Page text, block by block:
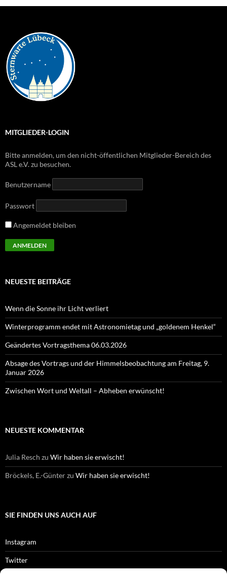
MITGLIEDER-LOGIN
Bitte anmelden, um den nicht-öffentlichen Mitglieder-Bereich des
ASL e.V. zu besuchen.
Benutzername
Passwort
Angemeldet bleiben
NEUESTE BEITRÄGE
Wenn die Sonne ihr Licht verliert
Winterprogramm endet mit Astronomietag und „goldenem Henkel“
Geändertes Vortragsthema 06.03.2026
Absage des Vortrags und der Himmelsbeobachtung am Freitag, 9.
Januar 2026
Zwischen Wort und Weltall – Abheben erwünscht!
NEUESTE KOMMENTAR
Julia Resch zu Wir haben sie erwischt!
Bröckels, E.-Günterzu Wir haben sie erwischt!
SIE FINDEN UNS AUCH AUF
Instagram
Twitter